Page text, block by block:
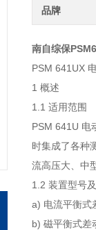
品牌
南自综保
PSM 641UX
1 概述
1.1 适用范围
PSM 641U 电
时集成了各种
流高压大、中
1.2 装置型号
a) 电流平衡式
b) 磁平衡式差